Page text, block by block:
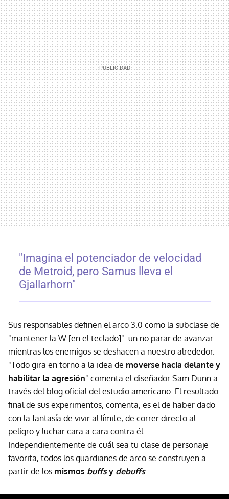
"Imagina el potenciador de velocidad
de Metroid, pero Samus lleva el
Gjallarhorn"
Sus responsables definen el arco 3.0 como la subclase de
"mantener la W [en el teclado]": un no parar de avanzar
mientras los enemigos se deshacen a nuestro alrededor.
"Todo gira en torno a la idea de moverse hacia delante y
habilitar la agresión" comenta el diseñador Sam Dunn a
través del blog oficial del estudio americano. El resultado
final de sus experimentos, comenta, es el de haber dado
con la fantasía de vivir al límite; de correr directo al
peligro y luchar cara a cara contra él.
Independientemente de cuál sea tu clase de personaje
favorita, todos los guardianes de arco se construyen a
partir de los mismos buffsy debuffs.